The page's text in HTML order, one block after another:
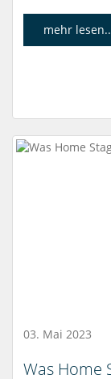
mehr
03. Mai 2023
Was Home